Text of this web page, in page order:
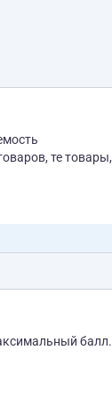
те товары,
балл.